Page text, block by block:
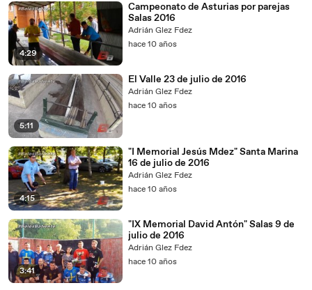
4:29
Campeonato de Asturias por parejas
Salas 2016
Adrián Glez Fdez
hace 10 años
5:11
El Valle 23 de julio de 2016
Adrián Glez Fdez
hace 10 años
4:15
"I Memorial Jesús Mdez" Santa Marina
16 de julio de 2016
Adrián Glez Fdez
hace 10 años
3:41
"IX Memorial David Antón" Salas 9 de
julio de 2016
Adrián Glez Fdez
hace 10 años